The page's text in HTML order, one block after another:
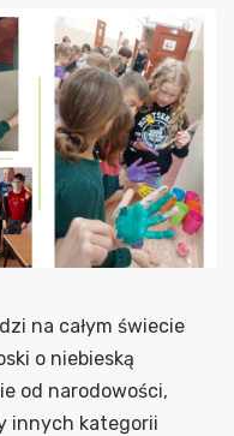
na całym świecie
o niebieską
od narodowości,
innych kategorii